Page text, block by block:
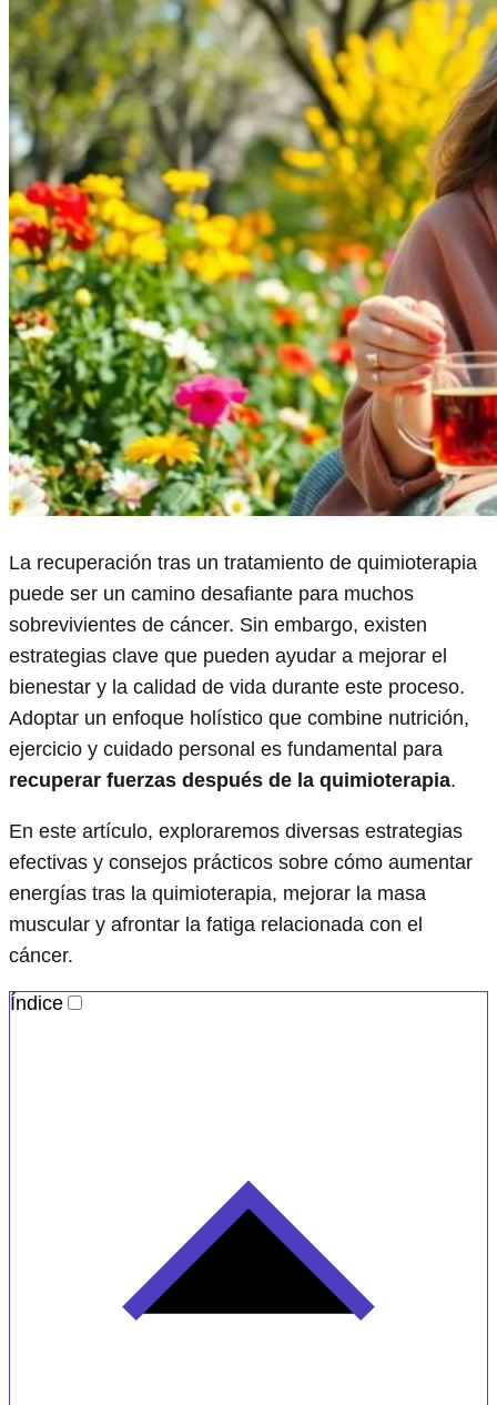
La recuperación tras un tratamiento de quimioterapia
puede ser un camino desafiante para muchos
sobrevivientes de cáncer. Sin embargo, existen
estrategias clave que pueden ayudar a mejorar el
bienestar y la calidad de vida durante este proceso.
Adoptar un enfoque holístico que combine nutrición,
ejercicio y cuidado personal es fundamental para
recuperar fuerzas después de la quimioterapia.
En este artículo, exploraremos diversas estrategias
efectivas y consejos prácticos sobre cómo aumentar
energías tras la quimioterapia, mejorar la masa
muscular y afrontar la fatiga relacionada con el
cáncer.
Índice